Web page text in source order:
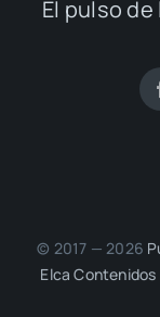
El pul­so
© 2017 — 2026
Elca Con­te­ni­dos